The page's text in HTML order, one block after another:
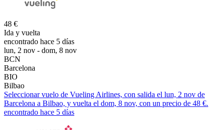
48 €
Ida y vuelta
encontrado hace 5 días
lun, 2 nov - dom, 8 nov
BCN
Barcelona
BIO
Bilbao
Seleccionar vuelo de Vueling Airlines, con salida el lun, 2 nov de
Barcelona a Bilbao, y vuelta el dom, 8 nov, con un precio de 48 €.
encontrado hace 5 días